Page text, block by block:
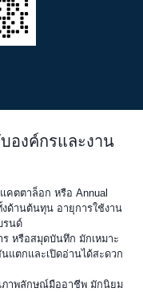
องค์กรและงาน
คตตาล็อก หรือ Annual
งด้านต้นทุน อายุการใช้งาน
รนด์
ร หรือสมุดบันทึก มักเหมาะ
แตกและเปิดอ่านได้สะดวก
าพลักษณ์มืออาชีพ มักนิยม